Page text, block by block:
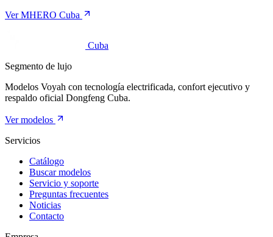
Ver MHERO Cuba
Cuba
Segmento de lujo
Modelos Voyah con tecnología electrificada, confort ejecutivo y
respaldo oficial Dongfeng Cuba.
Ver modelos
Servicios
Catálogo
Buscar modelos
Servicio y soporte
Preguntas frecuentes
Noticias
Contacto